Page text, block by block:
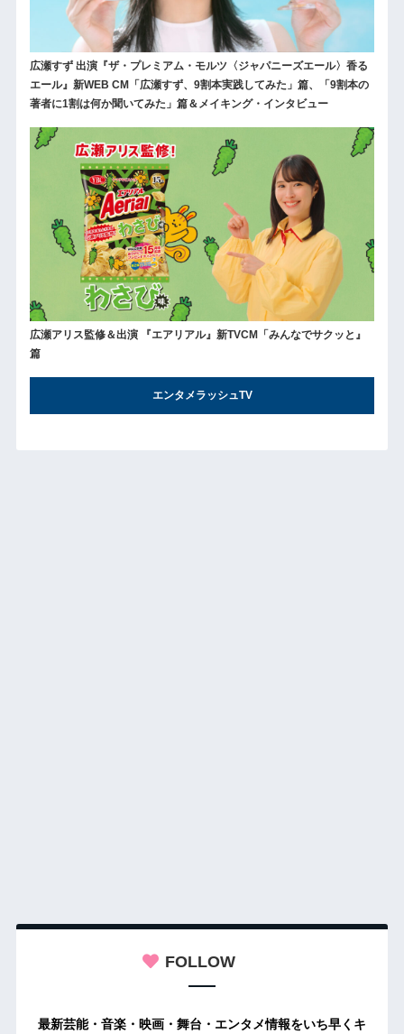
広瀬すず 出演『ザ・プレミアム・モルツ〈ジャパニーズエール〉香る
エール』新WEB CM「広瀬すず、9割本実践してみた」篇、「9割本の
著者に1割は何か聞いてみた」篇＆メイキング・インタビュー
広瀬アリス監修＆出演 『エアリアル』新TVCM「みんなでサクッと』
篇
エンタメラッシュTV
FOLLOW
最新芸能・音楽・映画・舞台・エンタメ情報をいち早くキ